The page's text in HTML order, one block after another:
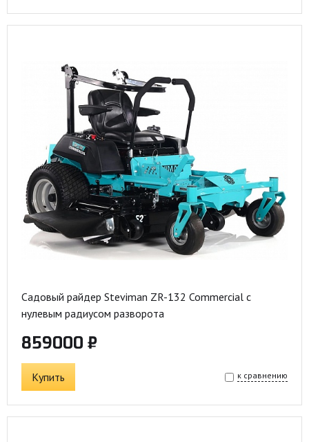
Садовый райдер Steviman ZR-132 Commercial с
нулевым радиусом разворота
859000 ₽
Купить к сравнению